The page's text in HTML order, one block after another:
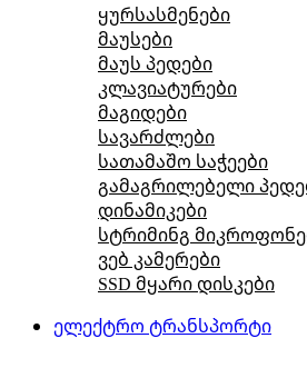
ყურსასმენები
მაუსები
მაუს პედები
კლავიატურები
მაგიდები
სავარძლები
სათამაშო საჭეები
გამაგრილებელი
დინამიკები
სტრიმინგ
ვებ კამერები
SSD მყარი დისკები
ელექტრო ტრანსპორტი